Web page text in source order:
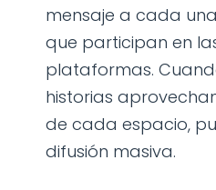
mensaje a cada
que participan en
plataformas.
historias
de cada espacio,
difusión masiva.